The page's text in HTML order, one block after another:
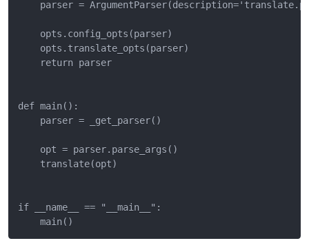
parser =
    opts.config_opts(parser)
    opts.translate_opts(parser)
    return parser
def main():
    parser = _get_parser()
    opt = parser.parse_args()
    translate(opt)
if __name__ == "__main__":
    main()